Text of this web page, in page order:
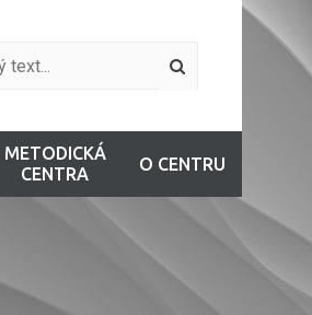
METODICKÁ
CENTRA
O CENTRU